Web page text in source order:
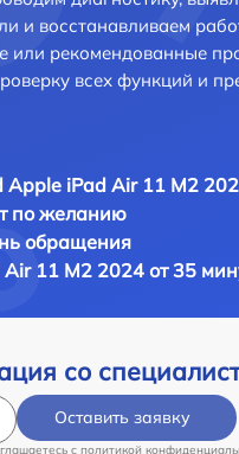
и восстанавливаем
или рекомендованные
всех функций и
Apple iPad Air 11 M2
по желанию
обращения
11 M2 2024 от 35
со
Оставить заявку
c политикой